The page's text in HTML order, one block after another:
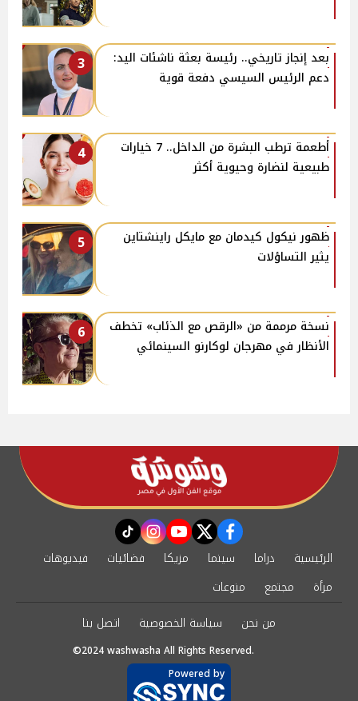
3
بعد إنجاز تاريخي.. رئيسة بعثة ناشئات اليد:
دعم الرئيس السيسي دفعة قوية
4
أطعمة ترطب البشرة من الداخل.. 7 خيارات
طبيعية لنضارة وحيوية أكثر
5
ظهور نيكول كيدمان مع مايكل راينشتاين
يثير التساؤلات
6
نسخة مرممة من «الرقص مع الذئاب» تخطف
الأنظار في مهرجان لوكارنو السينمائي
facebook
twitter
youtube
instagram
tiktok
الرئيسية دراما سينما مزيكا فضائيات
فيديوهات
مرأة
مجتمع
منوعات
من نحن
سياسة الخصوصية اتصل بنا
©2024 washwasha All Rights Reserved.
Powered by